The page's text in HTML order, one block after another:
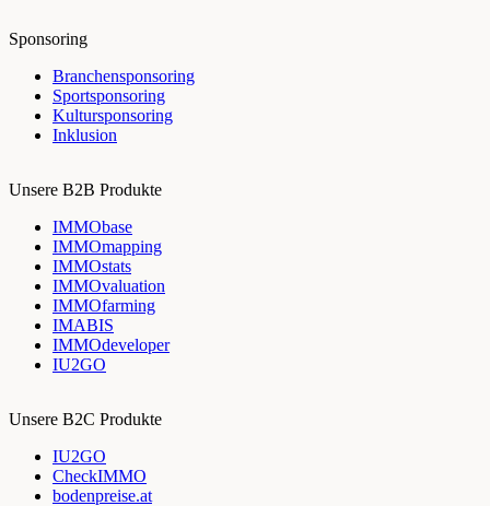
Sponsoring
Branchensponsoring
Sportsponsoring
Kultursponsoring
Inklusion
Unsere B2B Produkte
IMMObase
IMMOmapping
IMMOstats
IMMOvaluation
IMMOfarming
IMABIS
IMMOdeveloper
IU2GO
Unsere B2C Produkte
IU2GO
CheckIMMO
bodenpreise.at